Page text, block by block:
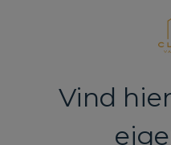
Vind